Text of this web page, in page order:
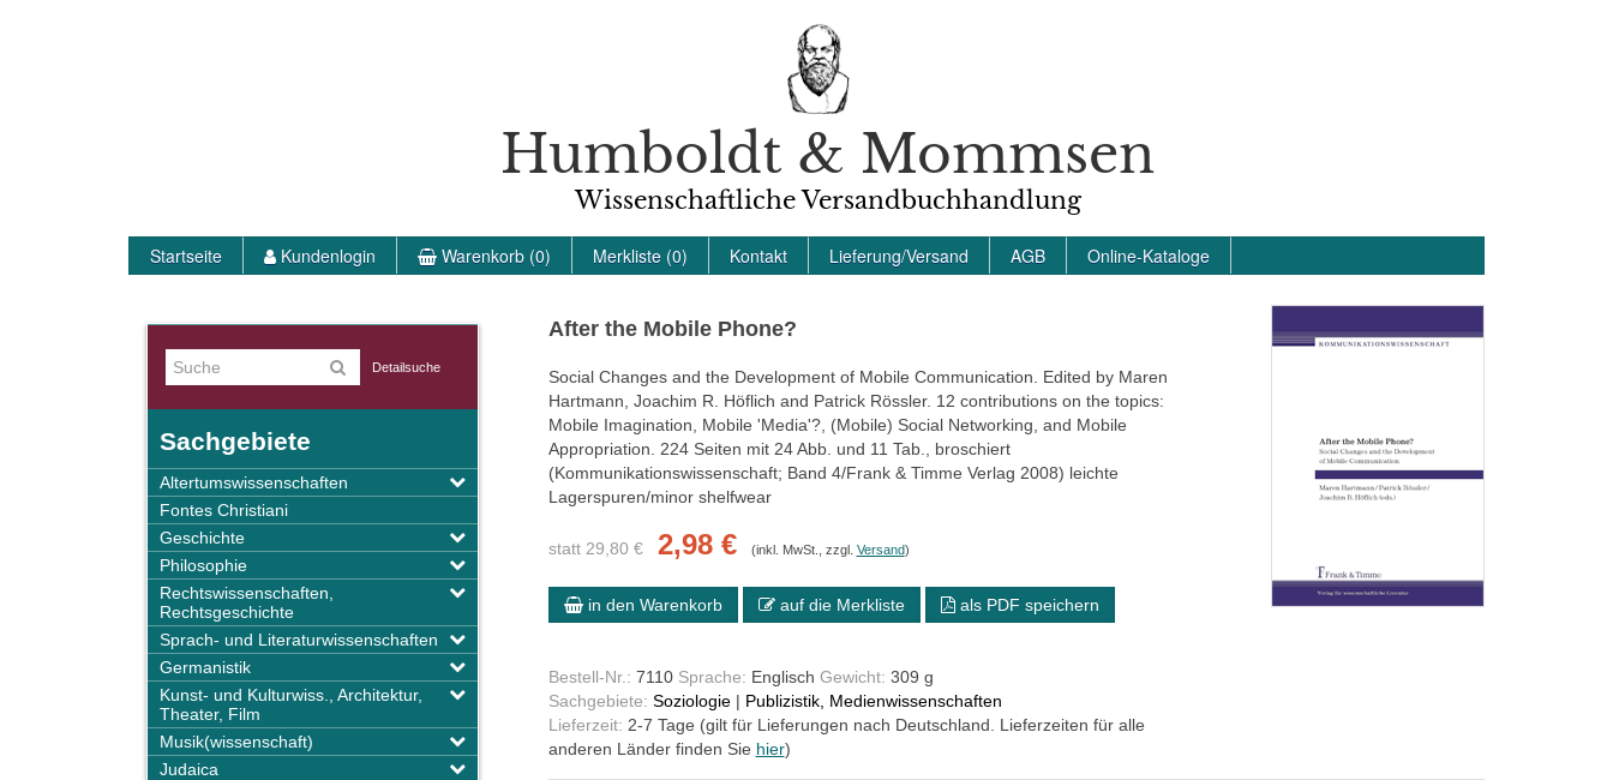
Humboldt & Mommsen
Wissenschaftliche Versandbuchhandlung
Startseite Kundenlogin Warenkorb (0) Merkliste (0) Kontakt Lieferung/Versand AGB Online-Kataloge
Detailsuche
Sachgebiete
Altertumswissenschaften
Fontes Christiani
Geschichte
Philosophie
Rechtswissenschaften,
Rechtsgeschichte
Sprach- und Literaturwissenschaften
Germanistik
Kunst- und Kulturwiss., Architektur,
Theater, Film
Musik(wissenschaft)
Judaica
After the Mobile Phone?
Social Changes and the Development of Mobile Communication. Edited by Maren
Hartmann, Joachim R. Höflich and Patrick Rössler. 12 contributions on the topics:
Mobile Imagination, Mobile 'Media'?, (Mobile) Social Networking, and Mobile
Appropriation. 224 Seiten mit 24 Abb. und 11 Tab., broschiert
(Kommunikationswissenschaft; Band 4/Frank & Timme Verlag 2008) leichte
Lagerspuren/minor shelfwear
statt 29,80 € 2,98 € (inkl. MwSt., zzgl. Versand)
in den Warenkorb auf die Merkliste als PDF speichern
Bestell-Nr.: 7110 Sprache: Englisch Gewicht: 309 g
Sachgebiete: Soziologie| Publizistik, Medienwissenschaften
Lieferzeit: 2-7 Tage (gilt für Lieferungen nach Deutschland. Lieferzeiten für alle
anderen Länder finden Sie hier)